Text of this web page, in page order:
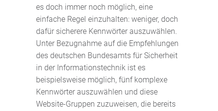
es doch immer noch möglich, eine
einfache Regel einzuhalten: weniger, doch
dafür sicherere Kennwörter auszuwählen.
Unter Bezugnahme auf die Empfehlungen
des deutschen Bundesamts für Sicherheit
in der Informationstechnik ist es
beispielsweise möglich, fünf komplexe
Kennwörter auszuwählen und diese
Website-Gruppen zuzuweisen, die bereits